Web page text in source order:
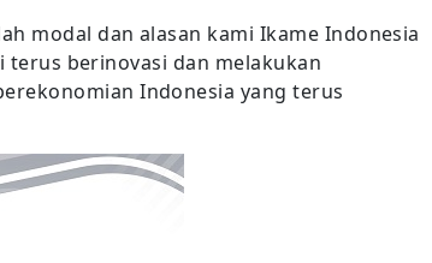
modal dan alasan kami Ikame Indonesia
terus berinovasi dan melakukan
Indonesia yang terus